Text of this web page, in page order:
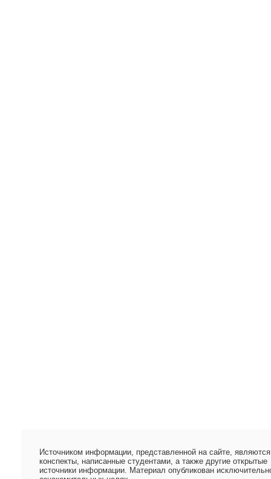
Источником информации, представленной на сайте, являются
конспекты, написанные студентами, а также другие открытые
источники информации. Материал опубликован